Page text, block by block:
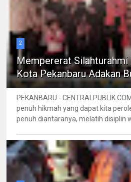
2
Mempererat Silahturahmi
Kota Pekanbaru Adakan
PEKANBARU -
penuh hikmah yang dapat kita
penuh diantaranya, melatih disiplin